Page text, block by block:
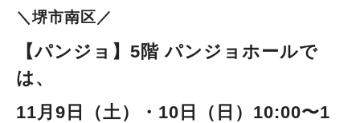
＼堺市南区／
【パンジョ 】5階 パンジョホールで
は、
11月9日（土）・10日（日）10:00〜1